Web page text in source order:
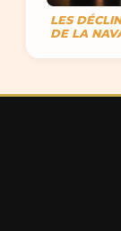
LES
DE LA